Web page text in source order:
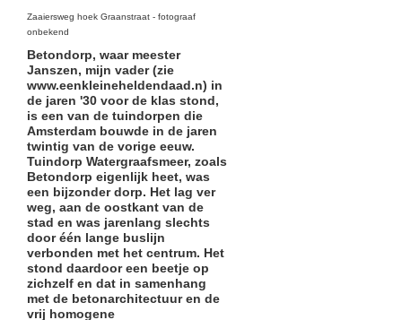
Zaaiersweg hoek Graanstraat - fotograaf
onbekend
Betondorp, waar meester
Janszen, mijn vader (zie
www.eenkleineheldendaad.n) in
de jaren '30 voor de klas stond,
is een van de tuindorpen die
Amsterdam bouwde in de jaren
twintig van de vorige eeuw.
Tuindorp Watergraafsmeer, zoals
Betondorp eigenlijk heet, was
een bijzonder dorp. Het lag ver
weg, aan de oostkant van de
stad en was jarenlang slechts
door één lange buslijn
verbonden met het centrum. Het
stond daardoor een beetje op
zichzelf en dat in samenhang
met de betonarchitectuur en de
vrij homogene